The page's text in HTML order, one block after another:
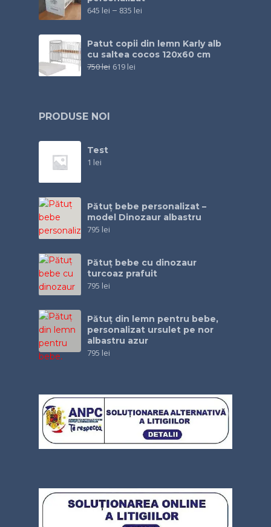
645 lei – 835 lei
Patut copii din lemn Karly alb
cu saltea cocos 120x60 cm
750lei 619 lei
PRODUSE NOI
Test
1 lei
Pătuț bebe personalizat –
model Dinozaur albastru
795 lei
Pătuţ bebe cu dinozaur
turcoaz prafuit
795 lei
Pătuţ din lemn pentru bebe,
personalizat ursulet pe nor
albastru azur
795 lei